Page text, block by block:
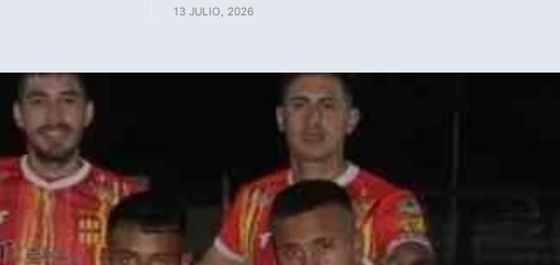
13 JULIO, 2026